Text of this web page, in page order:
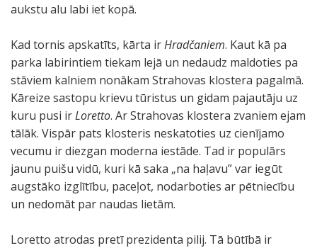
aukstu alu labi iet kopā.
Kad tornis apskatīts, kārta irHradčaniem. Kaut kā pa
parka labirintiem tiekam lejā un nedaudz maldoties pa
stāviem kalniem nonākam Strahovas klostera pagalmā.
Kāreize sastopu krievu tūristus un gidam pajautāju uz
kuru pusi irLoretto. Ar Strahovas klostera zvaniem ejam
tālāk. Vispār pats klosteris neskatoties uz cienījamo
vecumu ir diezgan moderna iestāde. Tad ir populārs
jaunu puišu vidū, kuri kā saka „na haļavu” var iegūt
augstāko izglītību, paceļot, nodarboties ar pētniecību
un nedomāt par naudas lietām.
Loretto atrodas pretī prezidenta pilij. Tā būtībā ir